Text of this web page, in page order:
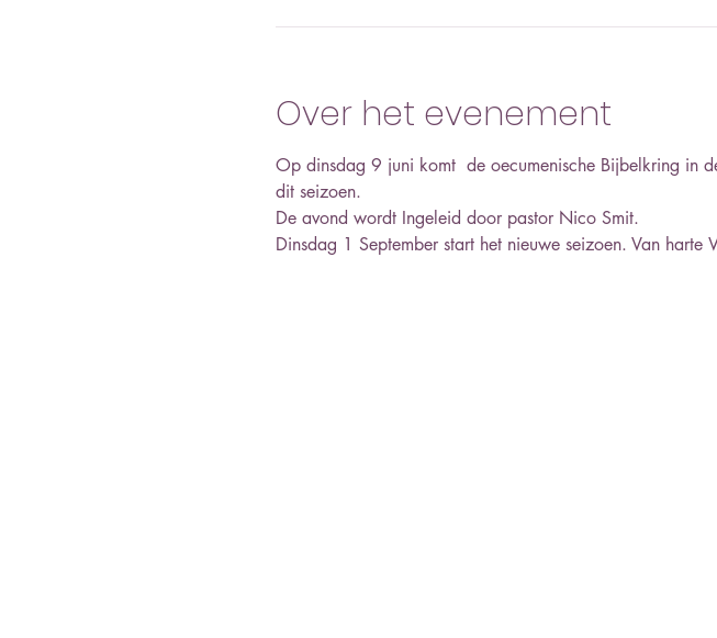
Over het evenement
Op dinsdag 9 juni komt  de oecumenische Bijbelkring in
dit seizoen.
De avond wordt Ingeleid door pastor Nico Smit.
Dinsdag 1 September start het nieuwe seizoen. Van harte